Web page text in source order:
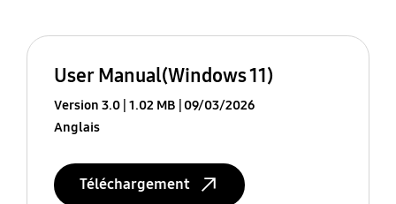
User Manual(Windows 11)
Version 3.0 1.02 MB
09/03/2026
Anglais
Téléchargement